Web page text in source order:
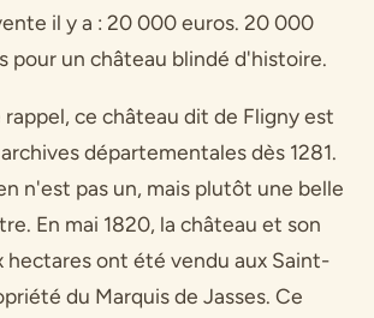
il y a : 20 000 euros. 20 000
pour un château blindé d'histoire.
rappel, ce château dit de Fligny est
départementales dès 1281.
n'est pas un, mais plutôt une belle
En mai 1820, la château et son
hectares ont été vendu aux Saint-
du Marquis de Jasses. Ce